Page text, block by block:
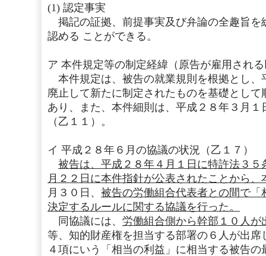
(1) 認定事実
掲記の証拠、前提事実及び弁論の全趣旨を
認める ことができる。
ア 本件規定等の制定経緯（原告が雇用され
本件規定は、被告の就業規則を根拠とし、
廃止して新たに制定されたものを基礎とし
あり、また、本件細則は、平成２８年３月
（乙１１）。
イ 平成２８年６月の協議の状況（乙１７）
被告は、平成２８年４月１日に特許法３
月２２日に本件指針が公表されたことから、
月３０日、 被告の労働組合代表者との間で
決定するルールに関する協議を行った。
同協議には、 労働組合側から幹部１０人が
等、知的財産権を担当する部署の６人が出
４項にいう「相当の利益」に相当する被告